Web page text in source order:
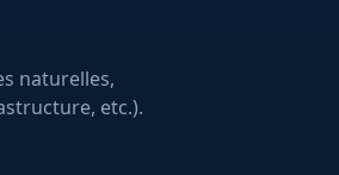
naturelles,
etc.).